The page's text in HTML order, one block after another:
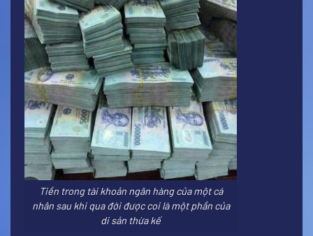
Tiền trong tài khoản ngân hàng của một cá
nhân sau khi qua đời được coi là một phần của
di sản thừa kế